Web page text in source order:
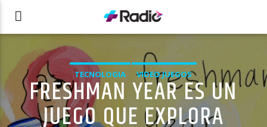
TECNOLOGIA VIDEO JUEGOS
FRESHMAN YEAR ES UN
JUEGO QUE EXPLORA